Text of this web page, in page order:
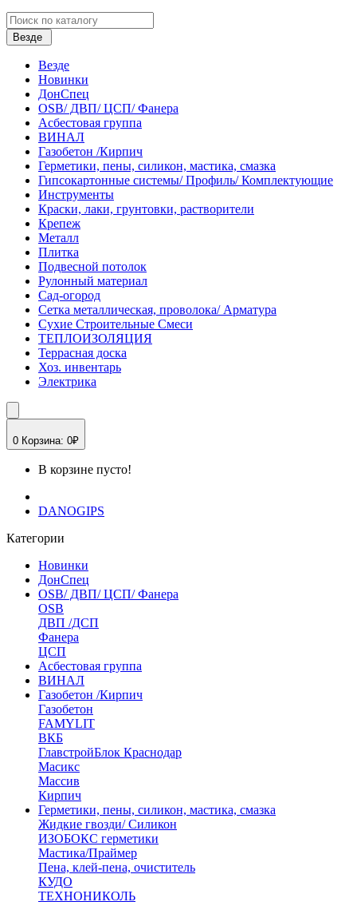
Везде
Везде
Новинки
ДонСпец
OSB/ ДВП/ ЦСП/ Фанера
Асбестовая группа
ВИНАЛ
Газобетон /Кирпич
Герметики, пены, силикон, мастика, смазка
Гипсокартонные системы/ Профиль/ Комплектующие
Инструменты
Краски, лаки, грунтовки, растворители
Крепеж
Металл
Плитка
Подвесной потолок
Рулонный материал
Сад-огород
Сетка металлическая, проволока/ Арматура
Сухие Строительные Смеси
ТЕПЛОИЗОЛЯЦИЯ
Террасная доска
Хоз. инвентарь
Электрика
0 Корзина: 0₽
В корзине пусто!
DANOGIPS
Категории
Новинки
ДонСпец
OSB/ ДВП/ ЦСП/ Фанера
OSB
ДВП /ДСП
Фанера
ЦСП
Асбестовая группа
ВИНАЛ
Газобетон /Кирпич
Газобетон
FAMYLIT
ВКБ
ГлавстройБлок Краснодар
Масикс
Массив
Кирпич
Герметики, пены, силикон, мастика, смазка
Жидкие гвозди/ Силикон
ИЗОБОКС герметики
Мастика/Праймер
Пена, клей-пена, очиститель
КУДО
ТЕХНОНИКОЛЬ